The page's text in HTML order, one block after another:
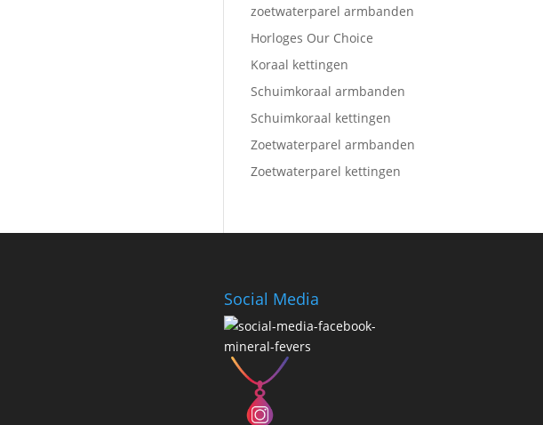
zoetwaterparel armbanden
Horloges Our Choice
Koraal kettingen
Schuimkoraal armbanden
Schuimkoraal kettingen
Zoetwaterparel armbanden
Zoetwaterparel kettingen
Social Media